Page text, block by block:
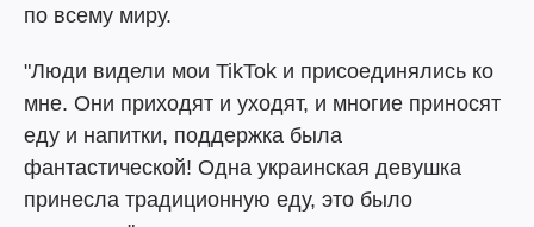
по всему миру.
"Люди видели мои TikTok и присоединялись ко
мне. Они приходят и уходят, и многие приносят
еду и напитки, поддержка была
фантастической! Одна украинская девушка
принесла традиционную еду, это было